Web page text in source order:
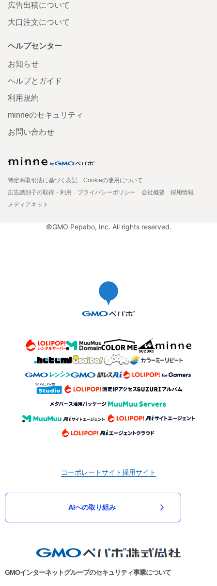
広告出稿について
大口注文について
ヘルプセンター
お知らせ
ヘルプとガイド
利用規約
minneのセキュリティ
お問い合わせ
特定商取引法に基づく表記
Cookieの使用について
広告識別子の取得・利用
プライバシーポリシー 会社概要
採用情報
メディアキット
©GMO Pepabo, Inc. All rights reserved.
コーポレートサイト採用サイト
AIへの取り組み
GMOインターネットグループのセキュリティ事業について